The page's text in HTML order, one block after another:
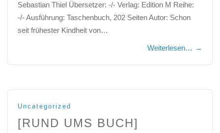
Sebastian Thiel Übersetzer: -/- Verlag: Edition M Reihe:
-/- Ausführung: Taschenbuch, 202 Seiten Autor: Schon
seit frühester Kindheit von…
Weiterlesen… →
Uncategorized
[RUND UMS BUCH]